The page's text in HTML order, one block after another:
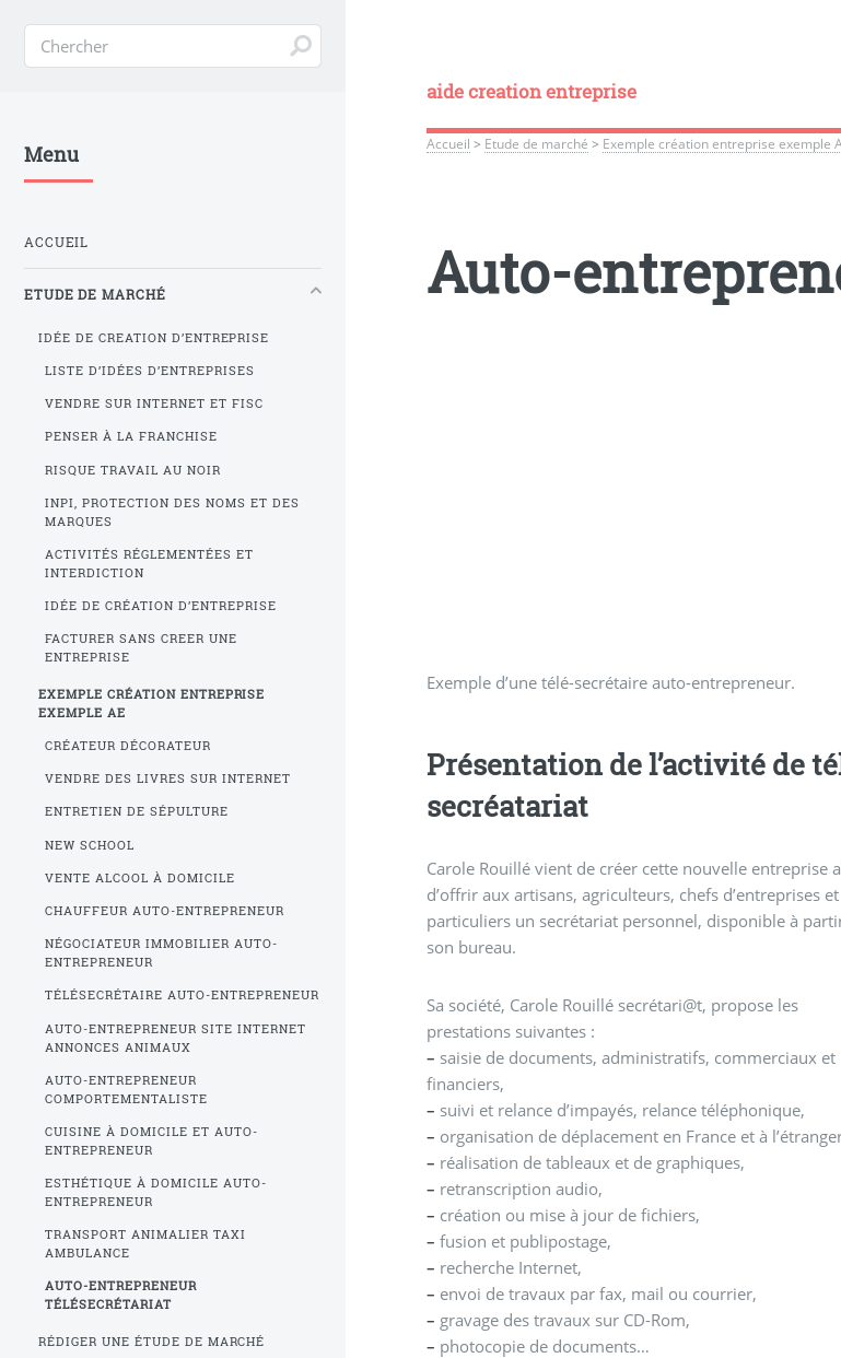
aide creation entreprise
Accueil > Etude de marché > Exemple création entreprise exemple
Auto-
Exemple d’une télé-secrétaire auto-entrepreneur.
Présentation de l’activité de
secréatariat
Carole Rouillé vient de créer cette nouvelle entreprise
d’offrir aux artisans, agriculteurs, chefs d’entreprises et
particuliers un secrétariat personnel, disponible à
son bureau.
Sa société, Carole Rouillé secrétari@t, propose les
prestations suivantes :
– saisie de documents, administratifs, commerciaux et
financiers,
– suivi et relance d’impayés, relance téléphonique,
– organisation de déplacement en France et à
– réalisation de tableaux et de graphiques,
– retranscription audio,
– création ou mise à jour de fichiers,
– fusion et publipostage,
– recherche Internet,
– envoi de travaux par fax, mail ou courrier,
– gravage des travaux sur CD-Rom,
– photocopie de documents…
Menu
ACCUEIL
ETUDE DE MARCHÉ
IDÉE DE CREATION D’ENTREPRISE
LISTE D’IDÉES D’ENTREPRISES
VENDRE SUR INTERNET ET FISC
PENSER À LA FRANCHISE
RISQUE TRAVAIL AU NOIR
INPI, PROTECTION DES NOMS ET DES
MARQUES
ACTIVITÉS RÉGLEMENTÉES ET
INTERDICTION
IDÉE DE CRÉATION D’ENTREPRISE
FACTURER SANS CREER UNE
ENTREPRISE
EXEMPLE CRÉATION ENTREPRISE
EXEMPLE AE
CRÉATEUR DÉCORATEUR
VENDRE DES LIVRES SUR INTERNET
ENTRETIEN DE SÉPULTURE
NEW SCHOOL
VENTE ALCOOL À DOMICILE
CHAUFFEUR AUTO-ENTREPRENEUR
NÉGOCIATEUR IMMOBILIER AUTO-
ENTREPRENEUR
TÉLÉSECRÉTAIRE AUTO-ENTREPRENEUR
AUTO-ENTREPRENEUR SITE INTERNET
ANNONCES ANIMAUX
AUTO-ENTREPRENEUR
COMPORTEMENTALISTE
CUISINE À DOMICILE ET AUTO-
ENTREPRENEUR
ESTHÉTIQUE À DOMICILE AUTO-
ENTREPRENEUR
TRANSPORT ANIMALIER TAXI
AMBULANCE
AUTO-ENTREPRENEUR
TÉLÉSECRÉTARIAT
RÉDIGER UNE ÉTUDE DE MARCHÉ